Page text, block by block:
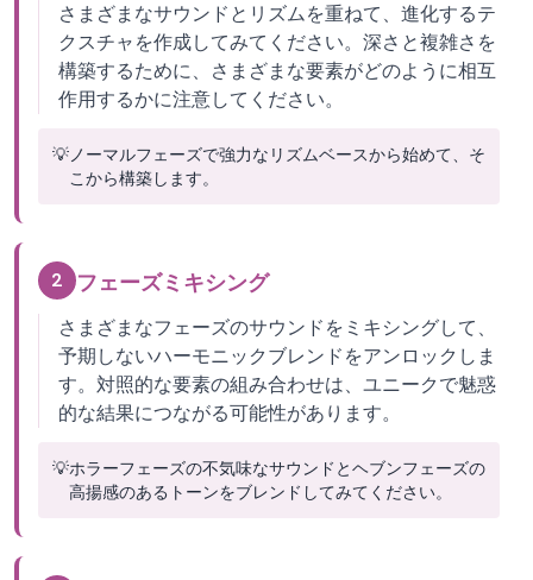
さまざまなサウンドとリズムを重ねて、進化するテ
クスチャを作成してみてください。深さと複雑さを
構築するために、さまざまな要素がどのように相互
作用するかに注意してください。
💡ノーマルフェーズで強力なリズムベースから始めて、そ
こから構築します。
2 フェーズミキシング
さまざまなフェーズのサウンドをミキシングして、
予期しないハーモニックブレンドをアンロックしま
す。対照的な要素の組み合わせは、ユニークで魅惑
的な結果につながる可能性があります。
💡ホラーフェーズの不気味なサウンドとヘブンフェーズの
高揚感のあるトーンをブレンドしてみてください。